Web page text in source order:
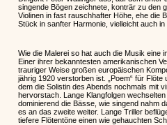
singende Bögen zeichnete, konträr zu den
Violinen in fast rauschhafter Höhe, ehe die
Stück in sanfter Harmonie, vielleicht auch in
Wie die Malerei so hat auch die Musik eine
Einer ihrer bekanntesten amerikanischen
trauriger Weise großen europäischen
jährig 1920 verstorben ist. „Poem“ für
dem die Solistin des Abends nochmals mit
hervorstach. Lange Klangfolgen
dominierend die Bässe, wie singend nahm
es an das zweite weiter. Lange Triller
tiefere Flötentöne einen wie gehauchten